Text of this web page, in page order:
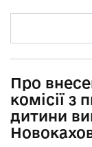
Про
комісії з
дитини